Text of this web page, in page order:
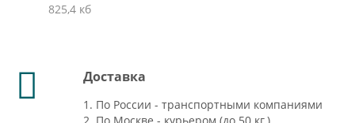
825,4 кб
Доставка
1. По России - транспортными компаниями